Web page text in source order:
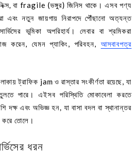
বা fragile (ভঙ্গুর) জিনিস থাকে। এসব পণ্য
এবং নতুন জায়গায় নিরাপদে পৌঁছানো অত্যন্ত
ভূমিকা অপরিহার্য। লেবার বা শ্রমিকরা
করেন, যেমন প্যাকিং, পরিবহন, আসবাবপত্র
ট্রাফিক jam ও রাস্তার সংকীর্ণতা রয়েছে, যা
পারে। এইসব পরিস্থিতি মোকাবেলা করতে
দক্ষ এবং অভিজ্ঞ হন, যা বাসা বদল বা স্থানান্তর
করে তোলে।
ধরন